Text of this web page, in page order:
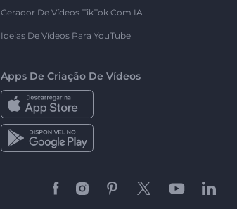
Gerador De Vídeos TikTok Com IA
Ideias De Vídeos Para YouTube
Apps De Criação De Vídeos